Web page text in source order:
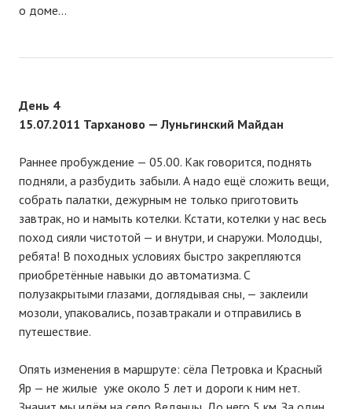
о доме…
День 4
15.07.2011 Тарханово — Луньгинский Майдан
Раннее пробуждение — 05.00. Как говорится, поднять
подняли, а разбудить забыли. А надо ещё сложить вещи,
собрать палатки, дежурным не только приготовить
завтрак, но и намыть котелки. Кстати, котелки у нас весь
поход сияли чистотой — и внутри, и снаружи. Молодцы,
ребята! В походных условиях быстро закрепляются
приобретённые навыки до автоматизма. С
полузакрытыми глазами, доглядывая сны, — заклеили
мозоли, упаковались, позавтракали и отправились в
путешествие.
Опять изменения в маршруте: сёла Петровка и Красный
Яр — не жилые уже около 5 лет и дороги к ним нет.